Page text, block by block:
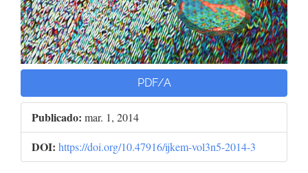
PDF/A
Publicado: mar. 1, 2014
DOI: https://doi.org/10.47916/ijkem-vol3n5-2014-3